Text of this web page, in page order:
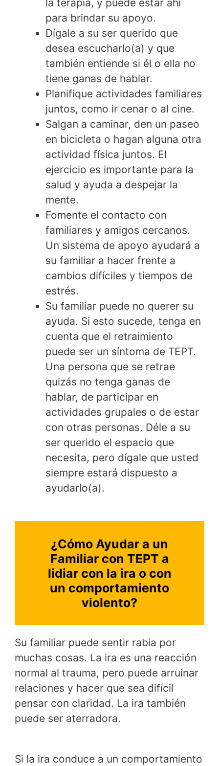
la terapia, y puede estar ahí
para brindar su apoyo.
Dígale a su ser querido que
desea escucharlo(a) y que
también entiende si él o ella no
tiene ganas de hablar.
Planifique actividades familiares
juntos, como ir cenar o al cine.
Salgan a caminar, den un paseo
en bicicleta o hagan alguna otra
actividad física juntos. El
ejercicio es importante para la
salud y ayuda a despejar la
mente.
Fomente el contacto con
familiares y amigos cercanos.
Un sistema de apoyo ayudará a
su familiar a hacer frente a
cambios difíciles y tiempos de
estrés.
Su familiar puede no querer su
ayuda. Si esto sucede, tenga en
cuenta que el retraimiento
puede ser un síntoma de TEPT.
Una persona que se retrae
quizás no tenga ganas de
hablar, de participar en
actividades grupales o de estar
con otras personas. Déle a su
ser querido el espacio que
necesita, pero dígale que usted
siempre estará dispuesto a
ayudarlo(a).
¿Cómo Ayudar a un
Familiar con TEPT a
lidiar con la ira o con
un comportamiento
violento?
Su familiar puede sentir rabia por
muchas cosas. La ira es una reacción
normal al trauma, pero puede arruinar
relaciones y hacer que sea difícil
pensar con claridad. La ira también
puede ser aterradora.
Si la ira conduce a un comportamiento